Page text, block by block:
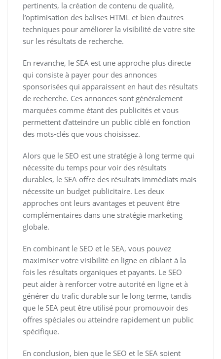
pertinents, la création de contenu de qualité,
l’optimisation des balises HTML et bien d’autres
techniques pour améliorer la visibilité de votre site
sur les résultats de recherche.
En revanche, le SEA est une approche plus directe
qui consiste à payer pour des annonces
sponsorisées qui apparaissent en haut des résultats
de recherche. Ces annonces sont généralement
marquées comme étant des publicités et vous
permettent d’atteindre un public ciblé en fonction
des mots-clés que vous choisissez.
Alors que le SEO est une stratégie à long terme qui
nécessite du temps pour voir des résultats
durables, le SEA offre des résultats immédiats mais
nécessite un budget publicitaire. Les deux
approches ont leurs avantages et peuvent être
complémentaires dans une stratégie marketing
globale.
En combinant le SEO et le SEA, vous pouvez
maximiser votre visibilité en ligne en ciblant à la
fois les résultats organiques et payants. Le SEO
peut aider à renforcer votre autorité en ligne et à
générer du trafic durable sur le long terme, tandis
que le SEA peut être utilisé pour promouvoir des
offres spéciales ou atteindre rapidement un public
spécifique.
En conclusion, bien que le SEO et le SEA soient